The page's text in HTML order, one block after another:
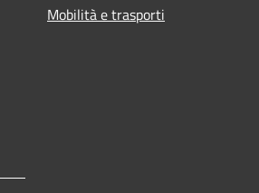
Mobilità e trasporti